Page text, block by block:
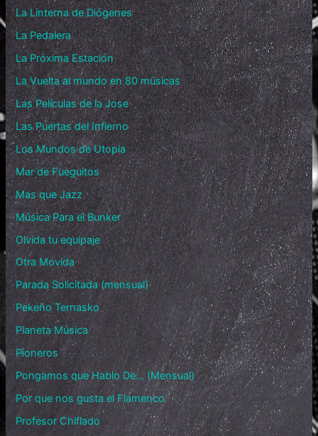
La Linterna de Diógenes
La Pedalera
La Próxima Estación
La Vuelta al mundo en 80 músicas
Las Películas de la Jose
Las Puertas del Infierno
Los Mundos de Utopía
Mar de Fueguitos
Mas que Jazz
Música Para el Bunker
Olvida tu equipaje
Otra Movida
Parada Solicitada (mensual)
Pekeño Ternasko
Planeta Música
Pioneros
Pongamos que Hablo De… (Mensual)
Por que nos gusta el Flamenco
Profesor Chiflado